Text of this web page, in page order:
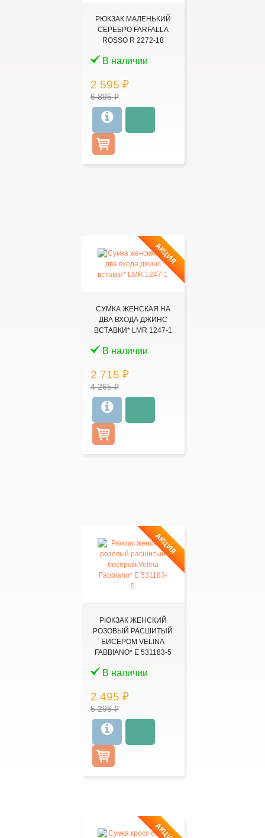
РЮКЗАК МАЛЕНЬКИЙ
СЕРЕБРО FARFALLA
ROSSO R 2272-18
В наличии
2 595 ₽
6 895 ₽
АКЦИЯ
СУМКА ЖЕНСКАЯ НА
ДВА ВХОДА ДЖИНС
ВСТАВКИ* LMR 1247-1
В наличии
2 715 ₽
4 265 ₽
АКЦИЯ
РЮКЗАК ЖЕНСКИЙ
РОЗОВЫЙ РАСШИТЫЙ
БИСЕРОМ VELINA
FABBIANO* E 531183-5
В наличии
2 495 ₽
5 295 ₽